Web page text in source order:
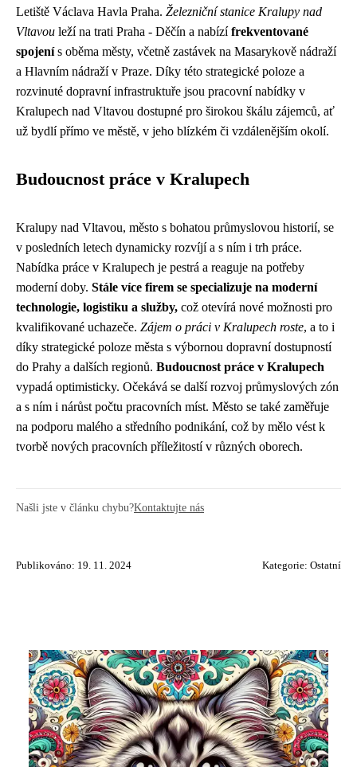
Letiště Václava Havla Praha. Železniční stanice Kralupy nad
Vltavou leží na trati Praha - Děčín a nabízífrekventované
spojenís oběma městy, včetně zastávek na Masarykově nádraží
a Hlavním nádraží v Praze. Díky této strategické poloze a
rozvinuté dopravní infrastruktuře jsou pracovní nabídky v
Kralupech nad Vltavou dostupné pro širokou škálu zájemců, ať
už bydlí přímo ve městě, v jeho blízkém či vzdálenějším okolí.
Budoucnost práce v Kralupech
Kralupy nad Vltavou, město s bohatou průmyslovou historií, se
v posledních letech dynamicky rozvíjí a s ním i trh práce.
Nabídka práce v Kralupech je pestrá a reaguje na potřeby
moderní doby. Stále více firem se specializuje na moderní
technologie, logistiku a služby, což otevírá nové možnosti pro
kvalifikované uchazeče. Zájem o práci v Kralupech roste, a to i
díky strategické poloze města s výbornou dopravní dostupností
do Prahy a dalších regionů. Budoucnost práce v Kralupech
vypadá optimisticky. Očekává se další rozvoj průmyslových zón
a s ním i nárůst počtu pracovních míst. Město se také zaměřuje
na podporu malého a středního podnikání, což by mělo vést k
tvorbě nových pracovních příležitostí v různých oborech.
Našli jste v článku chybu?Kontaktujte nás
Publikováno: 19. 11. 2024 Kategorie: Ostatní